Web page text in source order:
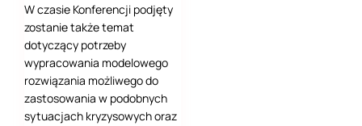
W czasie Konferencji podjęty
zostanie także temat
dotyczący potrzeby
wypracowania modelowego
rozwiązania możliwego do
zastosowania w podobnych
sytuacjach kryzysowych oraz